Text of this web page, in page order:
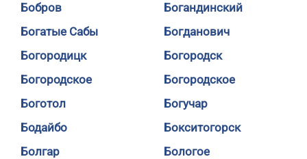
Бобров
Богандинский
Богатые Сабы
Богданович
Богородицк
Богородск
Богородское
Богородское
Боготол
Богучар
Бодайбо
Бокситогорск
Болгар
Бологое